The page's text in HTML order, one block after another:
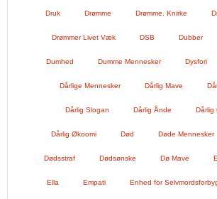
Druk Drømme Drømme. Knirke
Drømmer Livet Væk DSB Dubber
Dumhed Dumme Mennesker Dysfori
Dårlige Mennesker Dårlig Mave
Dårlig Slogan Dårlig Ånde Dårlig
Dårlig Økoomi Død Døde Mennesker
Dødsstraf Dødsønske Dø Mave
Ella Empati Enhed for